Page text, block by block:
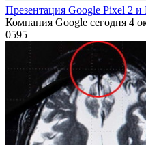
Презентация Google Pixel 2
Компания Google сегодня 4
0595